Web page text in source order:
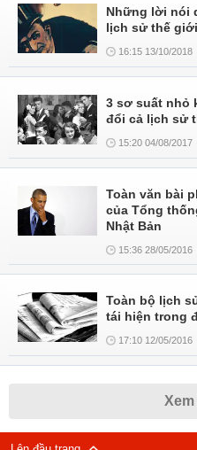
Những lời nói
lịch sử thế giới
16:15 13/10/2018
3 sơ suất nhỏ
đổi cả lịch sử
15:20 04/08/2017
Toàn văn bài
của Tổng
Nhật Bản
15:36 28/05/2016
Toàn bộ lịch
tái hiện trong
17:10 12/05/2016